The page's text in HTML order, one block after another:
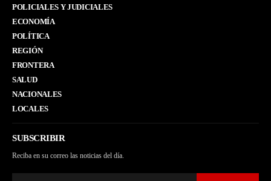
POLICIALES Y JUDICIALES
ECONOMÍA
POLÍTICA
REGIÓN
FRONTERA
SALUD
NACIONALES
LOCALES
SUBSCRIBIR
Reciba en su correo las noticias del día.